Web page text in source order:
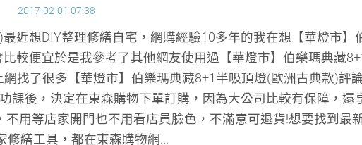
2017-02-01 07:38
近想DIY整理修繕自宅，網購經驗10多年的我在想【華燈市】
較便宜於是我參考了其他網友使用過【華燈市】伯樂瑪典藏
找了很多【華燈市】伯樂瑪典藏8+1半吸頂燈(歐洲古典款)評
課後，決定在東森購物下單訂購，因為大公司比較有保障，還
用等店家開門也不用看店員臉色，不滿意可退貨!想要找到最
修繕工具，都在東森購物網...